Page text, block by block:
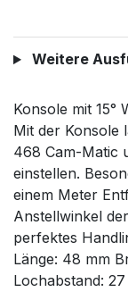
Weitere
Konsole mit
Mit der Konsole
468 Cam-Matic
einstellen.
einem Meter
Anstellwinkel
perfektes
Länge: 48 mm
Lochabstand: